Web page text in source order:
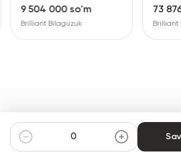
9 504 000 so'm
Brilliant Bilaguzuk
73
Brilliant